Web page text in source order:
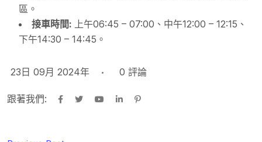
區。
接車時間: 上午06:45 – 07:00、中午12:00 – 12:15、
下午14:30 – 14:45。
23日 09月 2024年 0 評論
跟著我們: